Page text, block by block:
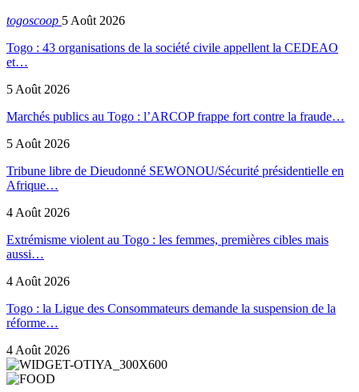
togoscoop 5 Août 2026
Togo : 43 organisations de la société civile appellent la CEDEAO
et…
5 Août 2026
Marchés publics au Togo : l’ARCOP frappe fort contre la fraude…
5 Août 2026
Tribune libre de Dieudonné SEWONOU/Sécurité présidentielle en
Afrique…
4 Août 2026
Extrémisme violent au Togo : les femmes, premières cibles mais
aussi…
4 Août 2026
Togo : la Ligue des Consommateurs demande la suspension de la
réforme…
4 Août 2026